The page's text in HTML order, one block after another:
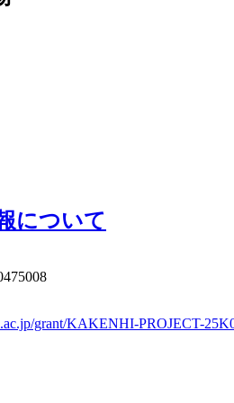
について
grant/KAKENHI-PROJECT-